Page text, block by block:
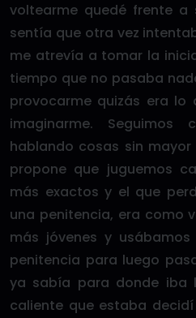
voltearme quedé frente a
sentía que otra vez
me atrevía a tomar la
tiempo que no pasaba
provocarme quizás era lo
imaginarme. Seguimos
hablando cosas sin
propone que juguemos
más exactos y el que
una penitencia, era como
más jóvenes y
penitencia para luego
ya sabía para donde iba
caliente que estaba